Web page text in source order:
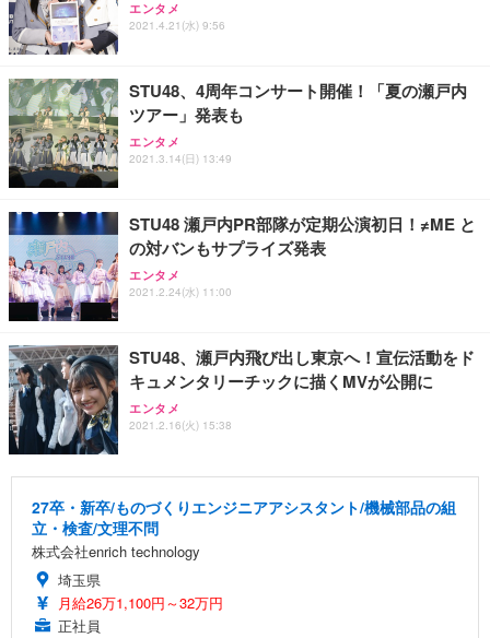
エンタメ
2021.4.21(水) 9:56
STU48、4周年コンサート開催！「夏の瀬戸内
ツアー」発表も
エンタメ
2021.3.14(日) 13:49
STU48 瀬戸内PR部隊が定期公演初日！≠ME と
の対バンもサプライズ発表
エンタメ
2021.2.24(水) 11:00
STU48、瀬戸内飛び出し東京へ！宣伝活動をド
キュメンタリーチックに描くMVが公開に
エンタメ
2021.2.16(火) 15:38
27卒・新卒/ものづくりエンジニアアシスタント/機械部品の組
立・検査/文理不問
株式会社enrich technology
埼玉県
月給26万1,100円～32万円
正社員